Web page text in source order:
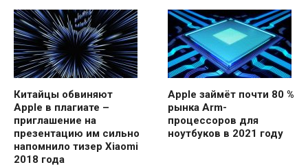
Китайцы обвиняют
Apple в плагиате –
приглашение на
презентацию им сильно
напомнило тизер Xiaomi
2018 года
Apple займёт почти 80 %
рынка Arm-
процессоров для
ноутбуков в 2021 году